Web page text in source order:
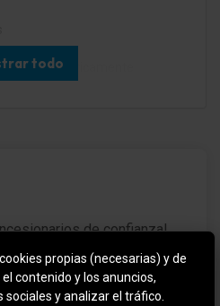
eléctricamente
Home, Leaving Home)
todo
de confianza!
LAS
propias (necesarias) y de
contenido y los anuncios,
y analizar el tráfico.